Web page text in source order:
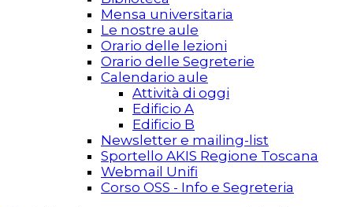
Mensa universitaria
Le nostre aule
Orario delle lezioni
Orario delle Segreterie
Calendario aule
Attività di oggi
Edificio A
Edificio B
Newsletter e mailing-list
Sportello AKIS Regione Toscana
Webmail Unifi
Corso OSS - Info e Segreteria